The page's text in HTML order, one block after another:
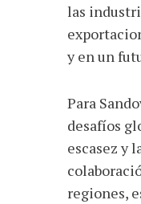
las
y en un
Para
desafíos
escasez y
regiones,